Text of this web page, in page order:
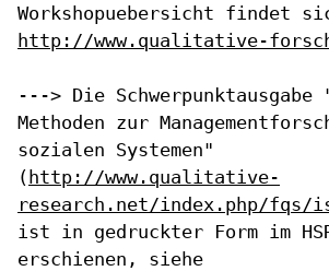
Workshopuebersicht findet
http://www.qualitative-
---> Die
Methoden zur
sozialen Systemen"
(http://www.qualitative-
research.net/index.php/fqs/
ist in gedruckter Form im
erschienen, siehe